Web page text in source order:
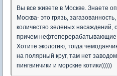
Вы все живете в Москве. Знаете
Москва- это грязь,
количество зеленых
причем
Хотите экологию, тогда
на полярный круг, там нет
пингвинчики и морские котики)))))